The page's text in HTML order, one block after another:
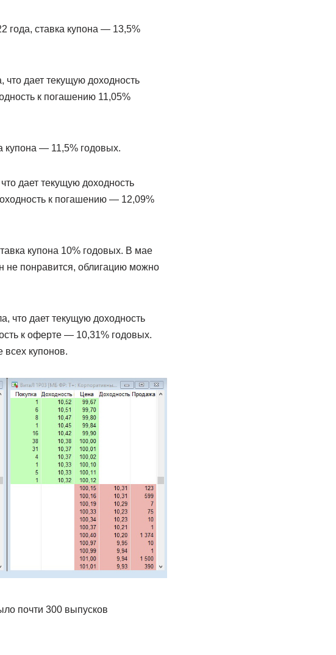
года, ставка купона — 13,5%
что дает текущую доходность
к погашению 11,05%
купона — 11,5% годовых.
дает текущую доходность
к погашению — 12,09%
купона 10% годовых. В мае
не понравится, облигацию можно
что дает текущую доходность
к оферте — 10,31% годовых.
всех купонов.
почти 300 выпусков